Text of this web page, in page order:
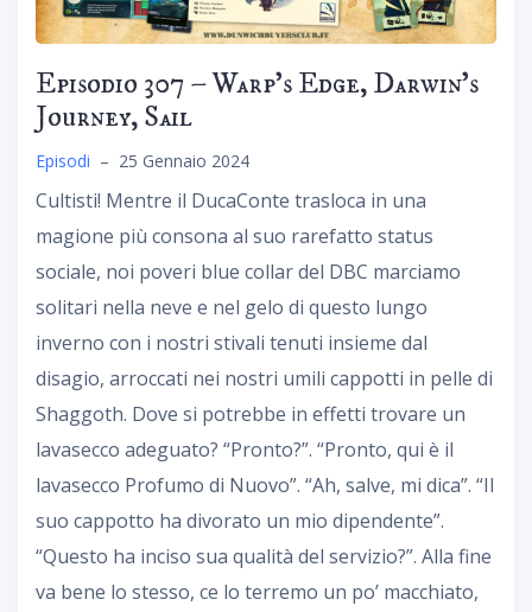
Episodio 307 – Warp’s Edge, Darwin’s
Journey, Sail
Episodi – 25 Gennaio 2024
Cultisti! Mentre il DucaConte trasloca in una
magione più consona al suo rarefatto status
sociale, noi poveri blue collar del DBC marciamo
solitari nella neve e nel gelo di questo lungo
inverno con i nostri stivali tenuti insieme dal
disagio, arroccati nei nostri umili cappotti in pelle di
Shaggoth. Dove si potrebbe in effetti trovare un
lavasecco adeguato? “Pronto?”. “Pronto, qui è il
lavasecco Profumo di Nuovo”. “Ah, salve, mi dica”. “Il
suo cappotto ha divorato un mio dipendente”.
“Questo ha inciso sua qualità del servizio?”. Alla fine
va bene lo stesso, ce lo terremo un po’ macchiato,